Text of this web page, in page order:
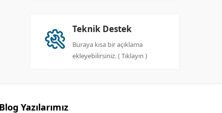
Teknik Destek
Buraya kısa bir açıklama
ekleyebilirsiniz. ( Tıklayın )
Yazılarımız